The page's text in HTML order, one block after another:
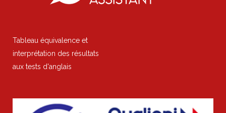
Tableau équivalence et
interprétation des résultats
aux tests d'anglais